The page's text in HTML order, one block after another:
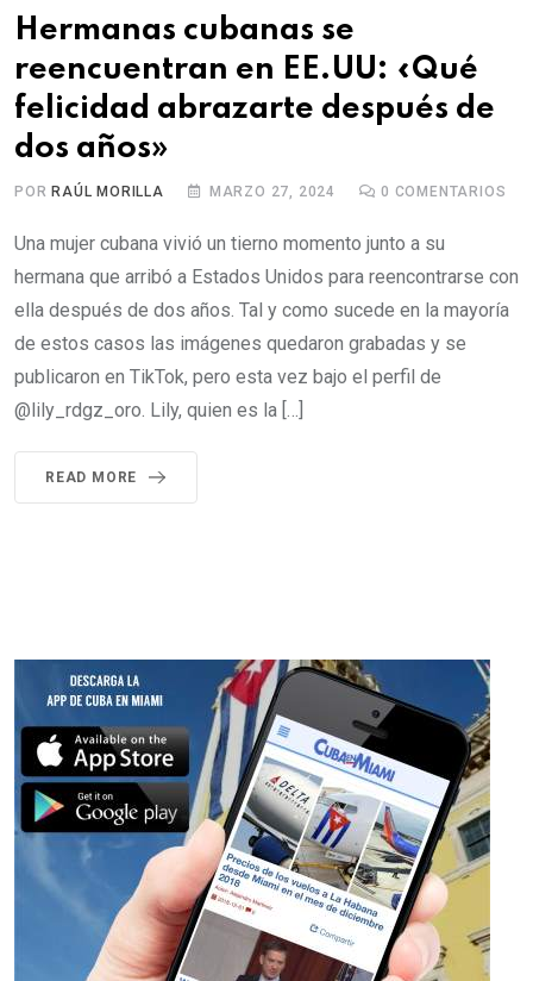
Hermanas cubanas se
reencuentran en EE.UU: «Qué
felicidad abrazarte después de
dos años»
POR RAÚL MORILLA MARZO 27, 2024 0 COMENTARIOS
Una mujer cubana vivió un tierno momento junto a su
hermana que arribó a Estados Unidos para reencontrarse con
ella después de dos años. Tal y como sucede en la mayoría
de estos casos las imágenes quedaron grabadas y se
publicaron en TikTok, pero esta vez bajo el perfil de
@lily_rdgz_oro. Lily, quien es la […]
READ MORE